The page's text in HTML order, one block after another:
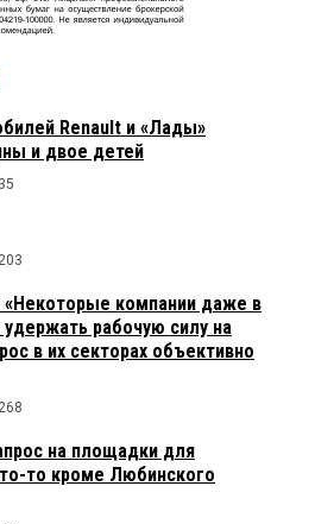
Renault и «Лады»
и двое детей
35
203
компании даже в
рабочую силу на
в их секторах объективно
268
на площадки для
то кроме Любинского